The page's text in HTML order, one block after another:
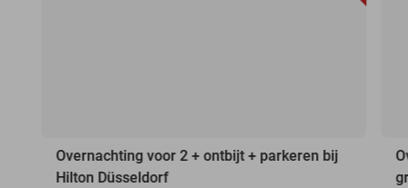
Overnachting voor 2 + ontbijt + parkeren bij
Hilton Düsseldorf